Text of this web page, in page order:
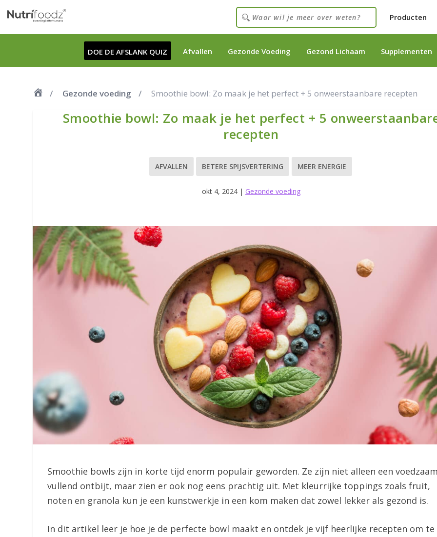
Producten
DOE DE AFSLANK QUIZ Afvallen Gezonde Voeding Gezond Lichaam Supplementen
Gezonde voeding Smoothie bowl: Zo maak je het perfect + 5 onweerstaanbare recepten
Smoothie bowl: Zo maak je het perfect + 5
recepten
AFVALLEN BETERE SPIJSVERTERING MEER ENERGIE
okt 4, 2024| Gezonde voeding
Smoothie bowls zijn in korte tijd enorm populair geworden. Ze zijn niet alleen een
vullend ontbijt, maar zien er ook nog eens prachtig uit. Met kleurrijke toppings zoals fruit,
noten en granola kun je een kunstwerkje in een kom maken dat zowel lekker als gezond is.
In dit artikel leer je hoe je de perfecte bowl maakt en ontdek je vijf heerlijke recepten om te